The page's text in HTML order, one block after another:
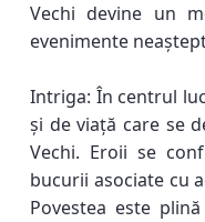
Vechi devine un
evenimente
Intriga: În centrul
și de viață care se
Vechi. Eroii se
bucurii asociate cu
Povestea este